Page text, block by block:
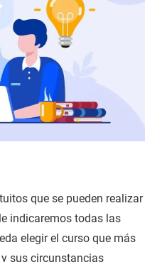
que se pueden realizar
indicaremos todas las
elegir el curso que más
sus circunstancias